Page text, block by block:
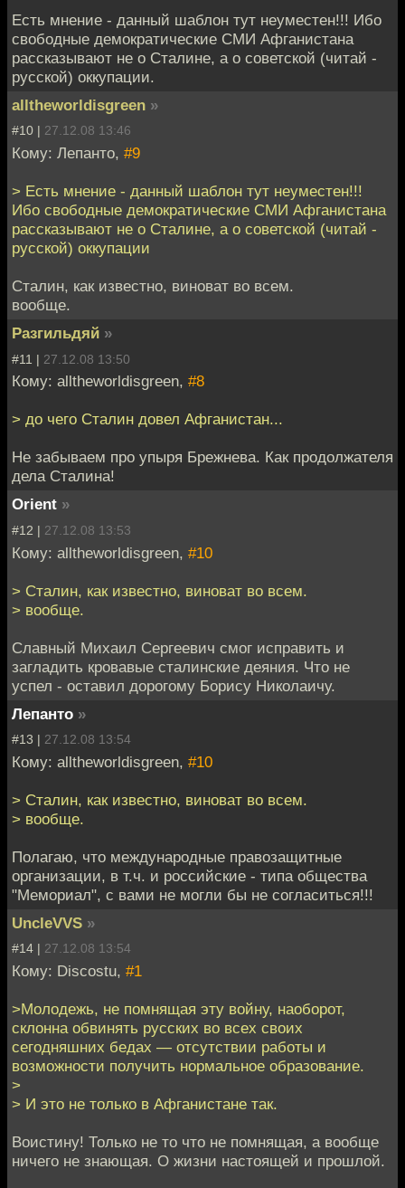
Есть мнение - данный шаблон тут неуместен!!! Ибо
свободные демократические СМИ Афганистана
рассказывают не о Сталине, а о советской (читай -
русской) оккупации.
alltheworldisgreen »
#10 | 27.12.08 13:46
Кому: Лепанто, #9
> Есть мнение - данный шаблон тут неуместен!!!
Ибо свободные демократические СМИ Афганистана
рассказывают не о Сталине, а о советской (читай -
русской) оккупации
Сталин, как известно, виноват во всем.
вообще.
Разгильдяй »
#11 | 27.12.08 13:50
Кому: alltheworldisgreen, #8
> до чего Сталин довел Афганистан...
Не забываем про упыря Брежнева. Как продолжателя
дела Сталина!
Orient »
#12 | 27.12.08 13:53
Кому: alltheworldisgreen, #10
> Сталин, как известно, виноват во всем.
> вообще.
Славный Михаил Сергеевич смог исправить и
загладить кровавые сталинские деяния. Что не
успел - оставил дорогому Борису Николаичу.
Лепанто »
#13 | 27.12.08 13:54
Кому: alltheworldisgreen, #10
> Сталин, как известно, виноват во всем.
> вообще.
Полагаю, что международные правозащитные
организации, в т.ч. и российские - типа общества
"Мемориал", с вами не могли бы не согласиться!!!
UncleVVS »
#14 | 27.12.08 13:54
Кому: Discostu, #1
>Молодежь, не помнящая эту войну, наоборот,
склонна обвинять русских во всех своих
сегодняшних бедах — отсутствии работы и
возможности получить нормальное образование.
>
> И это не только в Афганистане так.
Воистину! Только не то что не помнящая, а вообще
ничего не знающая. О жизни настоящей и прошлой.